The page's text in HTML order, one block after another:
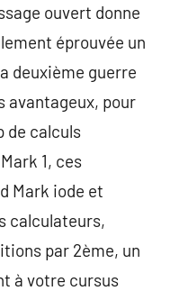
ouvert donne
éprouvée un
deuxième guerre
avantageux, pour
de calculs
1, ces
Mark iode et
calculateurs,
par 2ème, un
à votre cursus